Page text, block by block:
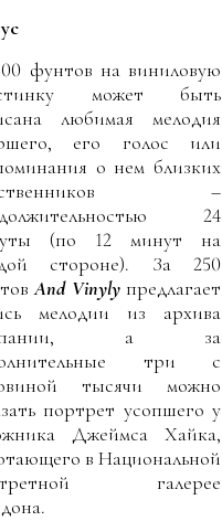
фунтов на виниловую
может быть
любимая мелодия
его голос или
о нем близких
–
24
(по 12 минут на
стороне). За 250
And Vinylyпредлагает
мелодии из архива
а за
три с
тысячи можно
портрет усопшего у
Джеймса Хайка,
в Национальной
галерее